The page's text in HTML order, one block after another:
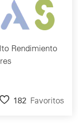
Rendimiento
182 Favoritos